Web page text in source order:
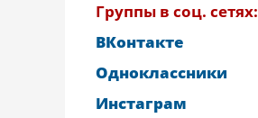
Группы в соц. сетях:
ВКонтакте
Одноклассники
Инстаграм